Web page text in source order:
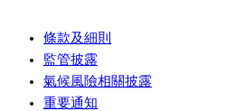
條款及細則
監管披露
氣候風險相關披露
重要通知